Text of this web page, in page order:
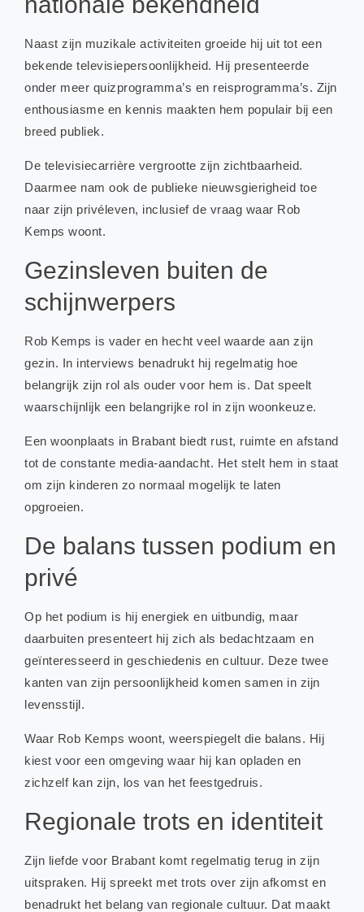
Naast zijn muzikale activiteiten groeide hij uit tot een
bekende televisiepersoonlijkheid. Hij presenteerde
onder meer quizprogramma’s en reisprogramma’s. Zijn
enthousiasme en kennis maakten hem populair bij een
breed publiek.
De televisiecarrière vergrootte zijn zichtbaarheid.
Daarmee nam ook de publieke nieuwsgierigheid toe
naar zijn privéleven, inclusief de vraag waar Rob
Kemps woont.
Gezinsleven buiten de
schijnwerpers
Rob Kemps is vader en hecht veel waarde aan zijn
gezin. In interviews benadrukt hij regelmatig hoe
belangrijk zijn rol als ouder voor hem is. Dat speelt
waarschijnlijk een belangrijke rol in zijn woonkeuze.
Een woonplaats in Brabant biedt rust, ruimte en afstand
tot de constante media-aandacht. Het stelt hem in staat
om zijn kinderen zo normaal mogelijk te laten
opgroeien.
De balans tussen podium en
privé
Op het podium is hij energiek en uitbundig, maar
daarbuiten presenteert hij zich als bedachtzaam en
geïnteresseerd in geschiedenis en cultuur. Deze twee
kanten van zijn persoonlijkheid komen samen in zijn
levensstijl.
Waar Rob Kemps woont, weerspiegelt die balans. Hij
kiest voor een omgeving waar hij kan opladen en
zichzelf kan zijn, los van het feestgedruis.
Regionale trots en identiteit
Zijn liefde voor Brabant komt regelmatig terug in zijn
uitspraken. Hij spreekt met trots over zijn afkomst en
benadrukt het belang van regionale cultuur. Dat maakt